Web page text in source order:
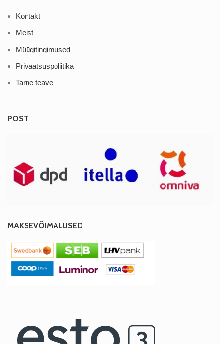
Kontakt
Meist
Müügitingimused
Privaatsuspoliitika
Tarne teave
POST
MAKSEVÕIMALUSED